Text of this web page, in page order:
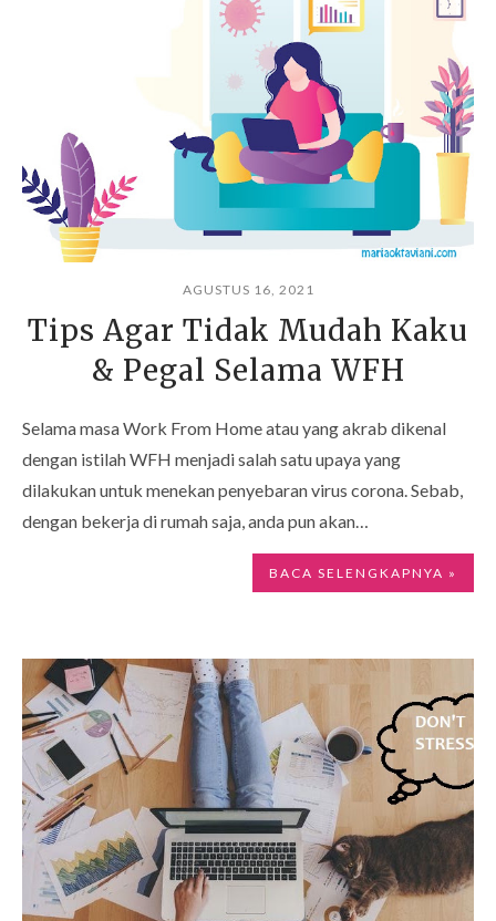
AGUSTUS 16, 2021
Tips Agar Tidak Mudah Kaku
& Pegal Selama WFH
Selama masa Work From Home atau yang akrab dikenal
dengan istilah WFH menjadi salah satu upaya yang
dilakukan untuk menekan penyebaran virus corona. Sebab,
dengan bekerja di rumah saja, anda pun akan…
BACA SELENGKAPNYA »